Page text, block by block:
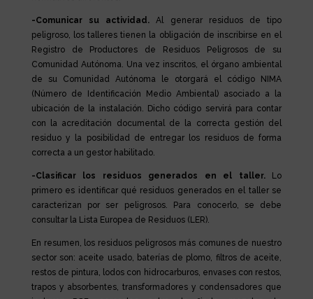
-Comunicar su actividad. Al generar residuos de tipo
peligroso, los talleres tienen la obligación de inscribirse en el
Registro de Productores de Residuos Peligrosos de su
Comunidad Autónoma. Una vez inscritos, el órgano ambiental
de su Comunidad Autónoma le otorgará el código NIMA
(Número de Identificación Medio Ambiental) asociado a la
ubicación de la instalación. Dicho código servirá para contar
con la acreditación documental de la correcta gestión del
residuo y la posibilidad de entregar los residuos de forma
correcta a un gestor habilitado.
-Clasificar los residuos generados en el taller.Lo
primero es identificar qué residuos generados en el taller se
caracterizan por ser peligrosos. Para conocerlo, se debe
consultar la Lista Europea de Residuos (LER).
En resumen, los residuos peligrosos más comunes de nuestro
sector son: aceite usado, baterías de plomo, filtros de aceite,
restos de pintura, lodos con hidrocarburos, envases con restos,
trapos y absorbentes, transformadores y condensadores que